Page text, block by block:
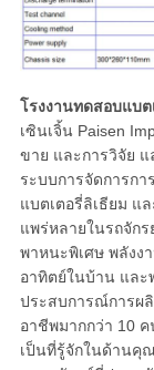
โรงงานทดสอบแบต
เซินเจิ้น Paisen
ขาย และการวิจัย
ระบบการจัดการก
แบตเตอรี่ลิเธียม
แพร่หลายในรถจัก
พาหนะพิเศษ พลังง
อาทิตย์ในบ้าน และ
ประสบการณ์การผ
อาชีพมากกว่า 10
เป็นที่รู้จักในด้านคุ